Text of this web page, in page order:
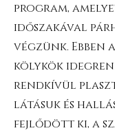
program,
időszakával
végzünk. Ebben
kölykök
rendkívül
látásuk és
fejlődött ki, a